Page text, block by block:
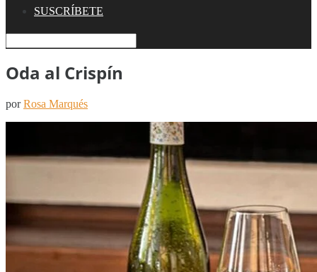
SUSCRÍBETE
Oda al Crispín
porRosa Marqués